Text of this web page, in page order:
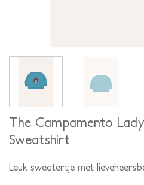
The Campamento
Sweatshirt
Leuk sweatertje met